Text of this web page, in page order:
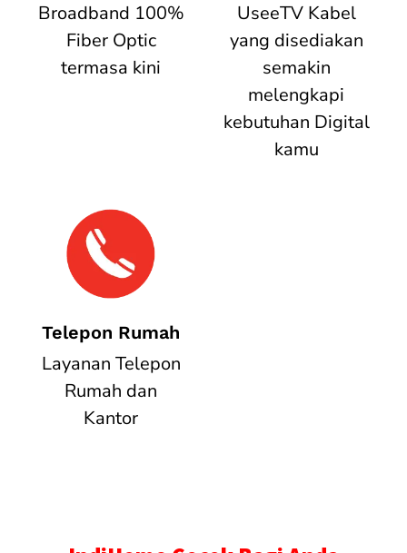
Broadband 100%
Fiber Optic
termasa kini
UseeTV Kabel
yang disediakan
semakin
melengkapi
kebutuhan Digital
kamu
Telepon Rumah
Layanan Telepon
Rumah dan
Kantor